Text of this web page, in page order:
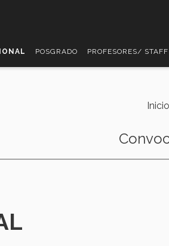
POSGRADO PROFESORES/ STAFF
Inicio